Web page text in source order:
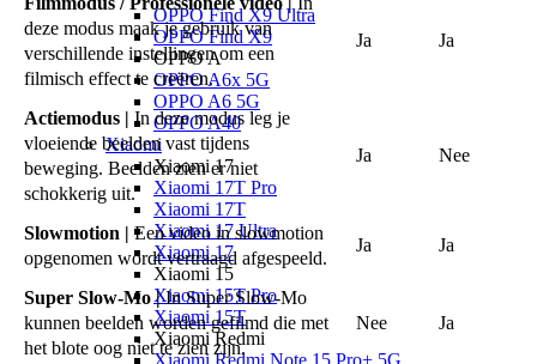
OPPO Find X9 Ultra
OPPO Find X9
OPPO A
OPPO A6x 5G
OPPO A6 5G
OPPO A40
Xiaomi
Xiaomi 17
Xiaomi 17T Pro
Xiaomi 17T
Xiaomi 17 Ultra
Xiaomi 17
Xiaomi 15
Xiaomi 15T Pro
Xiaomi 15T
Xiaomi Redmi
Xiaomi Redmi Note 15 Pro+ 5G
deze modus maak je gebruik van
verschillende instellingen om een
filmisch effect te creëren.
Ja Ja
Actiemodus | In deze modus leg je
vloeiende beelden vast tijdens
beweging. Beelden zien er niet
schokkerig uit.
Ja Nee
Slowmotion | Een video in slowmotion
opgenomen wordt vertraagd afgespeeld.
Ja Ja
Super Slow-Mo |In Super Slow-Mo
kunnen beelden worden gefilmd die met
het blote oog niet te zien zijn.
Nee Ja